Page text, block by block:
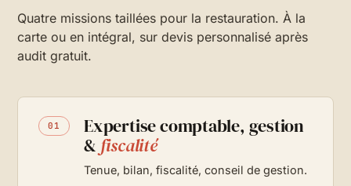
Quatre missions taillées pour la restauration. À la
carte ou en intégral, sur devis personnalisé après
audit gratuit.
01
Expertise comptable, gestion
& fiscalité
Tenue, bilan, fiscalité, conseil de gestion.